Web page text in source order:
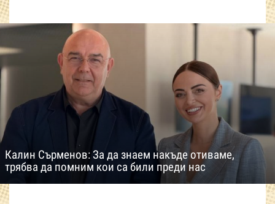
Калин Сърменов: За да знаем накъде отиваме,
трябва да помним кои са били преди нас